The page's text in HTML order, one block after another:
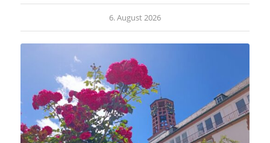
6. August 2026